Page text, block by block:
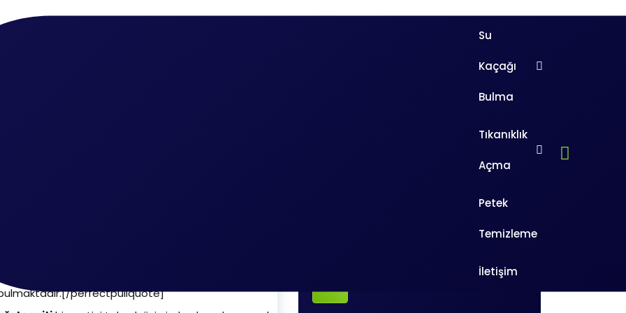
Su
Kaçağı
Bulma
Tıkanıklık
Açma
Petek
Temizleme
İletişim
Fiyatları
cite=”” link=”” color=”” class=”” size=””]Su kaçağı tespiti evinizde ya da iş yerlerinizde
yaratan su kaçağı sorunları akıntı, duvarlarda küflenme ya da sararma şeklinde kendini belli
zarar çok büyüktür. Zamanında müdahale için
bulmaktadır.[/perfectpullquote]